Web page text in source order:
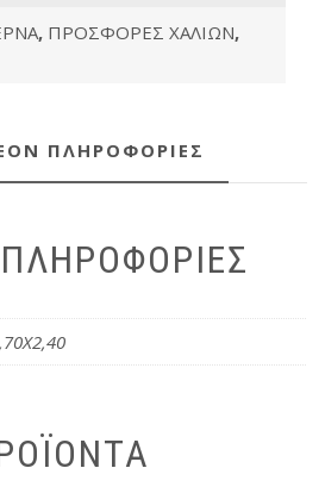
, ΠΡΟΣΦΟΡΕΣ ΧΑΛΙΩΝ,
ΠΛΗΡΟΦΟΡΊΕΣ